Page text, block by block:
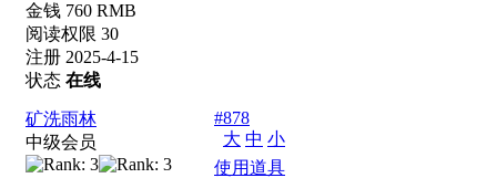
金钱 760 RMB
阅读权限 30
注册 2025-4-15
状态 在线
矿洗雨林
中级会员
#878
大 中 小
使用道具